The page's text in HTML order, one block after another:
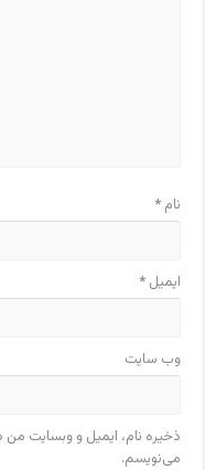
نام*
ایمیل*
وب‌ سایت
ذخیره نام، ایمیل و وبسایت من
می‌نویسم.